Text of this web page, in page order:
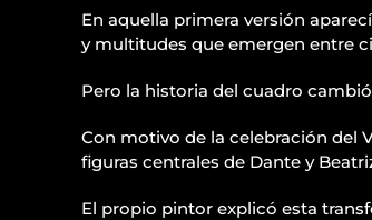
En aquella primera versión
y multitudes que emergen entre
Pero la historia del cuadro
Con motivo de la celebración del
figuras centrales de Dante y
El propio pintor explicó esta